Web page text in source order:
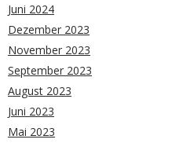
Juni 2024
Dezember 2023
November 2023
September 2023
August 2023
Juni 2023
Mai 2023